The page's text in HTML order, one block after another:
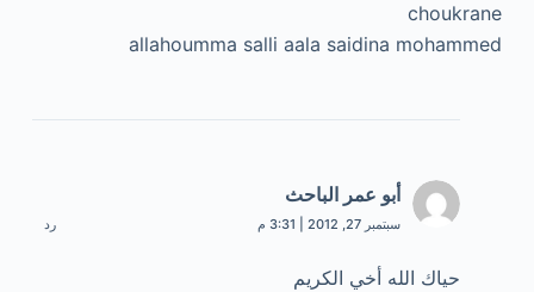
choukrane
allahoumma salli aala saidina mohammed
أبو عمر الباحث
سبتمبر 27, 2012 | 3:31 م رد
حياك الله أخي الكريم